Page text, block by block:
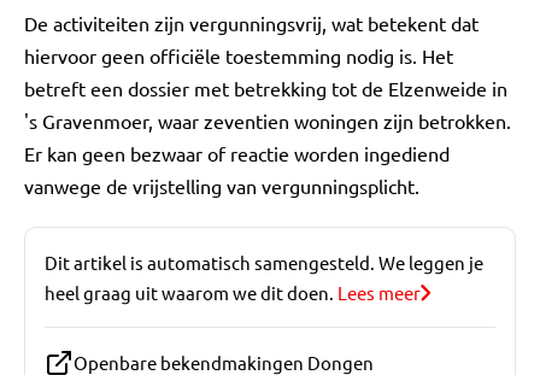
De activiteiten zijn vergunningsvrij, wat betekent dat
hiervoor geen officiële toestemming nodig is. Het
betreft een dossier met betrekking tot de Elzenweide in
's Gravenmoer, waar zeventien woningen zijn betrokken.
Er kan geen bezwaar of reactie worden ingediend
vanwege de vrijstelling van vergunningsplicht.
Dit artikel is automatisch samengesteld. We leggen je
heel graag uit waarom we dit doen. Lees meer
Openbare bekendmakingen Dongen